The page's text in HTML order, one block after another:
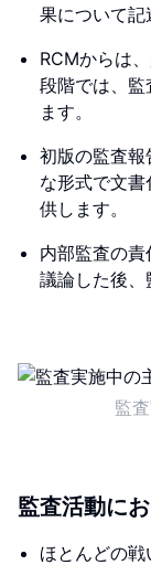
果について記
RCMからは
段階では、
ます。
初版の監査
な形式で文
供します。
内部監査の責
議論した後、
監
監査活動に
ほとんどの